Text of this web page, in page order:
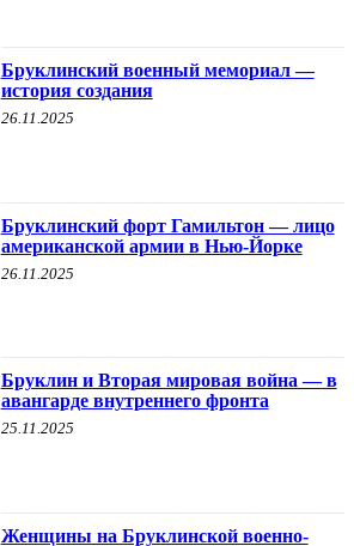
Бруклинский военный мемориал —
история создания
26.11.2025
Бруклинский форт Гамильтон — лицо
американской армии в Нью-Йорке
26.11.2025
Бруклин и Вторая мировая война — в
авангарде внутреннего фронта
25.11.2025
Женщины на Бруклинской военно-